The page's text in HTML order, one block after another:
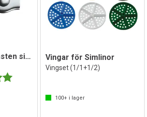
Vajerlås till Malmsten simlina
5.0 utav 5 stjärnor
Vingar för Simlinor
Vingset (1/1+1/2)
100+i lager